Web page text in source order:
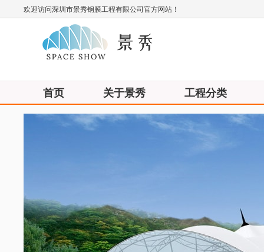
欢迎访问深圳市景秀钢膜工程有限公司官方网站！
首页 关于景秀 工程分类